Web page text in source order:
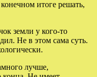
итоге решать,
земли у кого-то
Не в этом сама суть.
лучше,